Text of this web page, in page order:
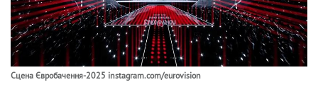
Сцена Євробачення-2025 instagram.com/eurovision